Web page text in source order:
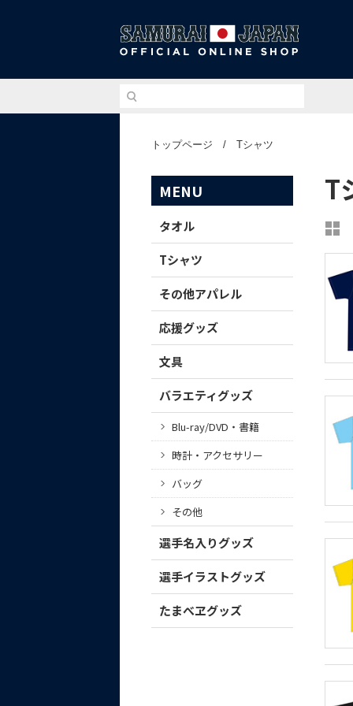
トップページ / Tシャツ
MENU
タオル
Tシャツ
その他アパレル
応援グッズ
文具
バラエティグッズ
Blu-ray/DVD・書籍
時計・アクセサリー
バッグ
その他
選手名入りグッズ
選手イラストグッズ
たまべヱグッズ
T